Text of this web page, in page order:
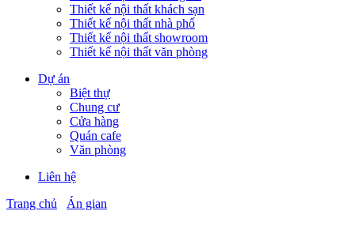
Thiết kế nội thất khách sạn
Thiết kế nội thất nhà phố
Thiết kế nội thất showroom
Thiết kế nội thất văn phòng
Dự án
Biệt thự
Chung cư
Cửa hàng
Quán cafe
Văn phòng
Liên hệ
Trang chủ
Án gian